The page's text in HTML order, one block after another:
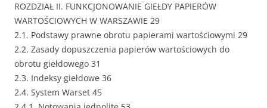
ROZDZIAŁ II. FUNKCJONOWANIE GIEŁDY PAPIERÓW
WARTOŚCIOWYCH W WARSZAWIE 29
2.1. Podstawy prawne obrotu papierami wartościowymi 29
2.2. Zasady dopuszczenia papierów wartościowych do
obrotu giełdowego 31
2.3. Indeksy giełdowe 36
2.4. System Warset 45